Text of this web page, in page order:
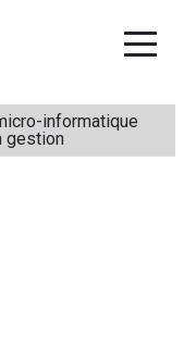
informatique
gestion